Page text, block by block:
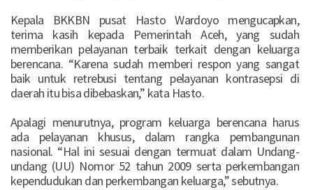
Kepala BKKBN pusat Hasto Wardoyo mengucapkan,
terima kasih kepada Pemerintah Aceh, yang sudah
memberikan pelayanan terbaik terkait dengan keluarga
berencana. “Karena sudah memberi respon yang sangat
baik untuk retrebusi tentang pelayanan kontrasepsi di
daerah itu bisa dibebaskan,” kata Hasto.
Apalagi menurutnya, program keluarga berencana harus
ada pelayanan khusus, dalam rangka pembangunan
nasional. “Hal ini sesuai dengan termuat dalam Undang-
undang (UU) Nomor 52 tahun 2009 serta perkembangan
kependudukan dan perkembangan keluarga,” sebutnya.